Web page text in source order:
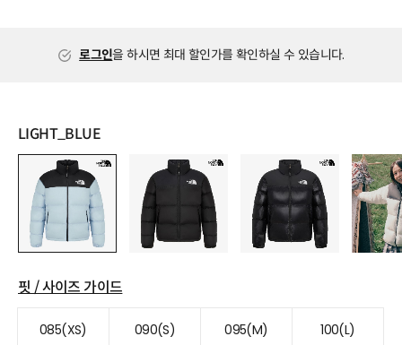
로그인을 하시면 최대 할인가를 확인하실 수 있습니다.
LIGHT_BLUE
핏 / 사이즈 가이드
085(XS) 090(S) 095(M) 100(L)